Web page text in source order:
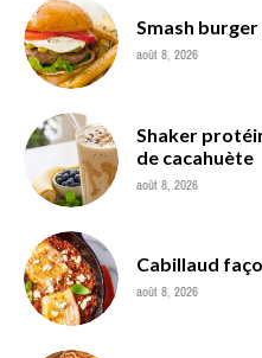
Smash
août 8, 2026
Shaker
de cacahuète
août 8, 2026
Cabillaud
août 8, 2026